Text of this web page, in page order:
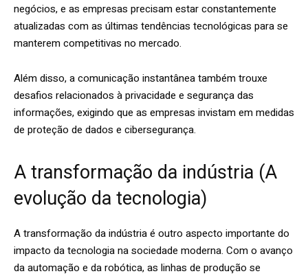
negócios, e as empresas precisam estar constantemente
atualizadas com as últimas tendências tecnológicas para se
manterem competitivas no mercado.
Além disso, a comunicação instantânea também trouxe
desafios relacionados à privacidade e segurança das
informações, exigindo que as empresas invistam em medidas
de proteção de dados e cibersegurança.
A transformação da indústria (A
evolução da tecnologia)
A transformação da indústria é outro aspecto importante do
impacto da tecnologia na sociedade moderna. Com o avanço
da automação e da robótica, as linhas de produção se